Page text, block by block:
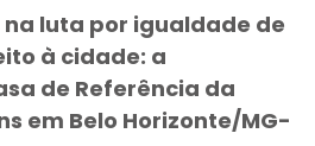
luta por igualdade de
à cidade: a
de Referência da
em Belo Horizonte/MG-